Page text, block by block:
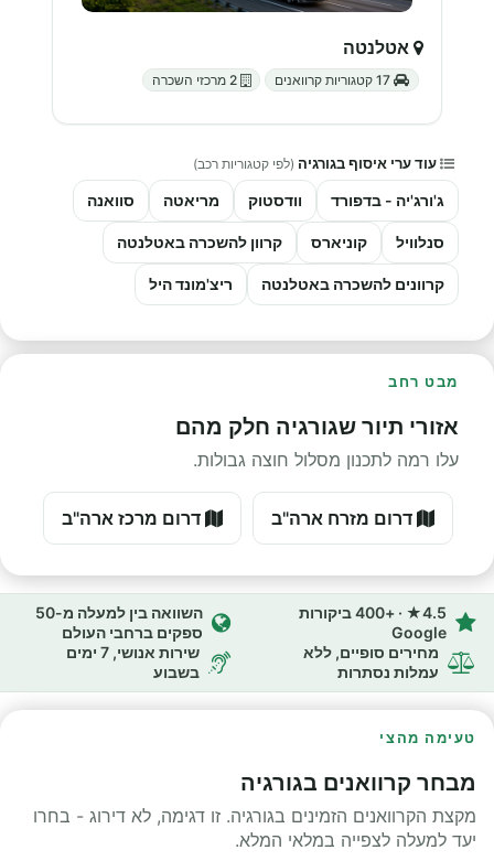
אטלנטה
עוד ערי איסוף בגורגיה (לפי קטגוריות רכב)
ג'ורג'יה - בדפורד וודסטוק מריאטה סוואנה
סנלוויל קוניארס קרוון להשכרה באטלנטה
קרוונים להשכרה באטלנטה ריצ'מונד היל
מבט רחב
אזורי תיור שגורגיה חלק מהם
עלו רמה לתכנון מסלול חוצה גבולות.
דרום מזרח ארה"ב דרום מרכז ארה"ב
4.5★ · +400 ביקורות
Google
השוואה בין למעלה מ-50
ספקים ברחבי העולם
מחירים סופיים, ללא
עמלות נסתרות
שירות אנושי, 7 ימים
בשבוע
טעימה מהצי
מבחר קרוואנים בגורגיה
מקצת הקרוואנים הזמינים בגורגיה. זו דגימה, לא דירוג - בחרו
יעד למעלה לצפייה במלאי המלא.